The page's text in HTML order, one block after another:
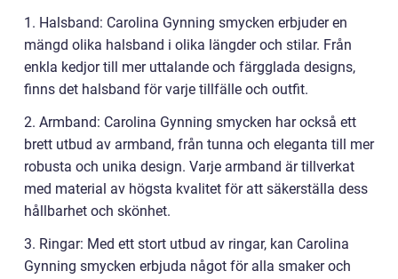
1. Halsband: Carolina Gynning smycken erbjuder en
mängd olika halsband i olika längder och stilar. Från
enkla kedjor till mer uttalande och färgglada designs,
finns det halsband för varje tillfälle och outfit.
2. Armband: Carolina Gynning smycken har också ett
brett utbud av armband, från tunna och eleganta till mer
robusta och unika design. Varje armband är tillverkat
med material av högsta kvalitet för att säkerställa dess
hållbarhet och skönhet.
3. Ringar: Med ett stort utbud av ringar, kan Carolina
Gynning smycken erbjuda något för alla smaker och